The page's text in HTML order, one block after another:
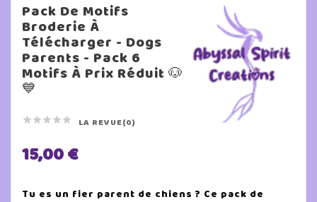
Pack De Motifs
Broderie À
Télécharger - Dogs
Parents - Pack 6
Motifs À Prix Réduit 🐶
💙
     LA REVUE(0)
15,00 €
Tu es un fier parent de chiens ? Ce pack de